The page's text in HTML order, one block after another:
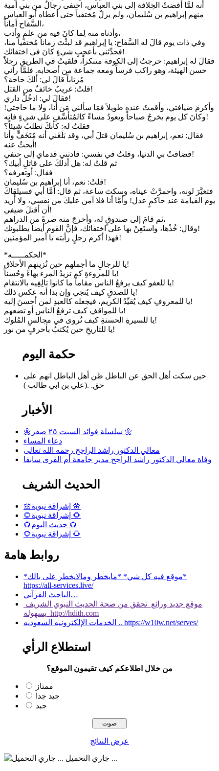
أنه لمَّا أفضتْ الخِلافة إلى بني العباس، اختفى رجالٌ من بني أُمية
منهم إبراهيم بن سُليمان، ولم يزلْ مُختفياً حتى أعطاه أبو العباس
السَّفاح أماناً،
وأدناه منه لِما كانَ فيه من علمٍ وأدب،
وفي ذات يوم قالَ له السَّفاح: يا إبراهيم قد لبثْتَ زماناً مُختفياً منا،
فحدِّثني بأعجبِ شيءٍ كانَ في اختفائك!
فقالَ له إبراهيم: خرجتُ إلى الكوفة متنكراً، فلقيتُ في الطريقِ رجلاً
حسن الهيئة، وهو راكب فرساً ومعه جماعة من أصحابه. فلمَّا رآني
مُرتاباً قالَ لي: ألكَ حاجة؟
قلتُ: غريبٌ خائفٌ من القتل!
فقالَ لي: ادخُلْ داري!
وأكرمَ ضيافتي، وأقمتُ عنده طويلاً فمَا سألني مَن أنا، ولا ما حاجتي!
وكانَ كل يوم يخرجُ صباحاً ويعودُ مساءً كالمُتأسِّفِ على شيءٍ فاته!
فقلتُ له: كأنكَ تطلبُ شيئاً؟
فقال: نعم، إبراهيم بن سُليمان قتلَ أبي، وقد بَلَغَني أنه مُتَخَفٍّ وأنا
أبحثُ عنه!
فضاقتْ بي الدنيا، وقلتُ في نفسي: قادتني قدماي إلى حتفي!
ثم قلتُ له: هل أدلكَ على قاتلِ أبيك؟
فقال: أوتعرفه؟
قلتُ: نعم، أنا إبراهيم بن سُليمان!
فتغيَّرَ لونه، واحمرَّتْ عيناه، وسكتَ ساعة، ثم قال: أمَّا أبي فسيلقاكَ
يوم القيامة عند حاكمٍ عدل! وأمَّا أنا فلا آمن عليكَ من نفسي، ولا أُريد
أن أقتلَ ضيفي!
ثم قامَ إلى صندوقٍ له، وأخرجَ منه صرةً من الدراهم،
وقال: خُذْها، واستَعِنْ بها على اختفائك، فإنَّ القوم أيضاً يطلبونك!
فهذا أكرم رجلٍ رأيته يا أمير المؤمنين!
*الحكمـــــه*
يا للرجالِ ما أجملهم حين تُزينهم الأخلاق!
يا للمروءةِ كم تزيدُ المرء بهاءً وحُسناً!
يا للعفو كيف يرفعُ الناس مقاماً ما كانوا بَالِغِيه بالانتقام!
يا للصدقِ كيف يُنجي وإن بدا أنه عكس ذلك!
يا للمعروفِ كيف يُقيِّدُ الكريم، فيجعله كالعبدِ لمن أحسنَ إليه!
يا للمواقفِ كيف ترفعُ الناس أو تضعهم!
يا للسيرةِ الحسنةِ كيف تُروى في مجالسِ المُلوك!
يا للتاريخِ حين يُكتبُ بأحرفٍ من نور!
حكمة اليوم
حين سكت أهل الحق عن الباطل ظن أهل الباطل انهم على
حق. .(علي بن ابي طالب )
الأخبار
🌼سلسلة فوائد السبت ٢٥ صفر 🌼
دعاء المساء
معالي الدكتور راشد الراجح رحمه الله تعالى
وفاة معالي الدكتور راشد الراجح مدير جامعة أم القرى سابقا
الحديث الشريف
🌼إشراقة نبوية 🌼
🌻إشراقة نبوية 🌻
🌻حديث اليوم 🌻
🌻إشراقة نبوية 🌻
روابط هامة
*موقع فيه كل شي* *مايخطر ومالايخطر على بالك*
https://all-services.live/
الباحث القرآني…
موقع جديد ورائع تحقق من صحة الحديث النبوي الشريف
بسهولة http://hdith.com
الخدمات الإلكترونيه السعوديه .. https://w10w.net/serves/
استطلاع الرأي
من خلال اطلاعكم كيف تقيمون الموقع؟
ممتاز
جيد جدا
جيد
عرض النتائج
جاري التحميل ...